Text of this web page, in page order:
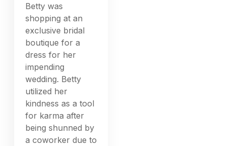
Betty was
shopping at an
exclusive bridal
boutique for a
dress for her
impending
wedding. Betty
utilized her
kindness as a tool
for karma after
being shunned by
a coworker due to